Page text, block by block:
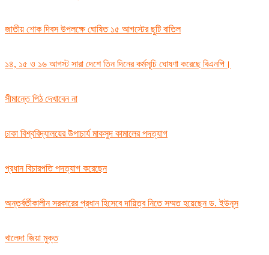
জাতীয় শোক দিবস উপলক্ষে ঘোষিত ১৫ আগস্টের ছুটি বাতিল
১৪, ১৫ ও ১৬ আগস্ট সারা দেশে তিন দিনের কর্মসূচি ঘোষণা করেছে বিএনপি।
সীমান্তে পিঠ দেখাবেন না
ঢাকা বিশ্ববিদ্যালয়ের উপাচার্য মাকসুদ কামালের পদত্যাগ
প্রধান বিচারপতি পদত্যাগ করেছেন
অন্তর্বর্তীকালীন সরকারের প্রধান হিসেবে দায়িত্ব নিতে সম্মত হয়েছেন ড. ইউনূস
খালেদা জিয়া মুক্ত